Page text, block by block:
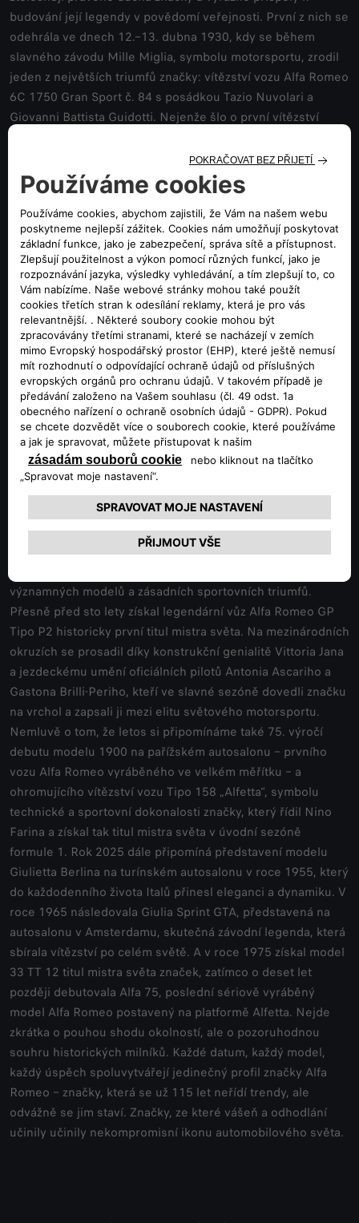
budování její legendy v povědomí veřejnosti. První z nich se
odehrála ve dnech 12.–13. dubna 1930, kdy se během
slavného závodu Mille Miglia, symbolu motorsportu, zrodil
jeden z největších triumfů značky: vítězství vozu Alfa Romeo
6C 1750 Gran Sport č. 84 s posádkou Tazio Nuvolari a
Giovanni Battista Guidotti. Nejenže šlo o první vítězství
první překročení průměrné rychlosti 100 km/h na tak dlouhé
a náročné trati. Nezapomenutelný výkon, který stvrdil
technickou nadřazenost značky a houževnatost jejích
hrdinů. V onom ročníku navíc Alfa Romeo doslova
dominovala, když v celkovém pořadí obsadila první čtyři
místa. Druhá památná událost se odehrála o několik let
dříve, 15. dubna 1923, na trati slavného závodu Targa
Florio. Tehdy zvítězil Ugo Sivocci s vozem Alfa Romeo RL
TF, který jako první nesl na karoserii symbol čtyřlístku
Quadrifoglio. Tento malý znak, původně zamýšlený jako
talisman pro štěstí, se rychle stal ikonou značky. Od té doby
je nedílně spjat s jejími nejvýkonnějšími modely
a nejodvážnějšími výkony, které definují charakter značky
Alfy Romeo, jenž odjakživa ztělesňuje rychlost, odvahu a
vášeň.
Neopakovatelný rok plný sportovních i
průmyslových výročí ve znamení Biscione
Význam 115. výročí značky Alfa Romeo ještě více umocňuje
významných modelů a zásadních sportovních triumfů.
Přesně před sto lety získal legendární vůz Alfa Romeo GP
Tipo P2 historicky první titul mistra světa. Na mezinárodních
okruzích se prosadil díky konstrukční genialitě Vittoria Jana
a jezdeckému umění oficiálních pilotů Antonia Ascariho a
Gastona Brilli-Periho, kteří ve slavné sezóně dovedli značku
na vrchol a zapsali ji mezi elitu světového motorsportu.
Nemluvě o tom, že letos si připomínáme také 75. výročí
debutu modelu 1900 na pařížském autosalonu – prvního
vozu Alfa Romeo vyráběného ve velkém měřítku – a
ohromujícího vítězství vozu Tipo 158 „Alfetta“, symbolu
technické a sportovní dokonalosti značky, který řídil Nino
Farina a získal tak titul mistra světa v úvodní sezóně
formule 1. Rok 2025 dále připomíná představení modelu
Giulietta Berlina na turínském autosalonu v roce 1955, který
do každodenního života Italů přinesl eleganci a dynamiku. V
roce 1965 následovala Giulia Sprint GTA, představená na
autosalonu v Amsterdamu, skutečná závodní legenda, která
sbírala vítězství po celém světě. A v roce 1975 získal model
33 TT 12 titul mistra světa značek, zatímco o deset let
později debutovala Alfa 75, poslední sériově vyráběný
model Alfa Romeo postavený na platformě Alfetta. Nejde
zkrátka o pouhou shodu okolností, ale o pozoruhodnou
souhru historických milníků. Každé datum, každý model,
každý úspěch spoluvytvářejí jedinečný profil značky Alfa
Romeo – značky, která se už 115 let neřídí trendy, ale
odvážně se jim staví. Značky, ze které vášeň a odhodlání
učinily učinily nekompromisní ikonu automobilového světa.